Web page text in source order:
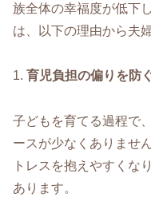
族全体の幸福度が低下
は、以下の理由から夫
1. 育児負担の偏りを防
子どもを育てる過程で
ースが少なくありませ
トレスを抱えやすくな
あります。